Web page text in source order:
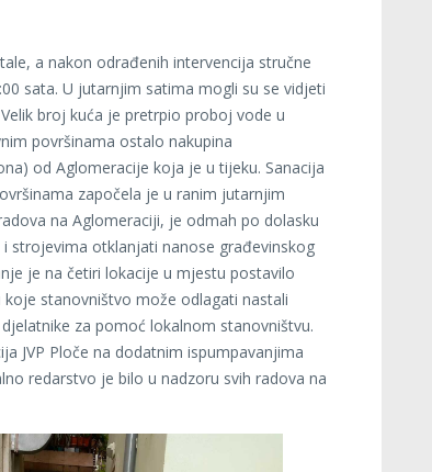
a nakon odrađenih intervencija stručne
sata. U jutarnjim satima mogli su se vidjeti
broj kuća je pretrpio proboj vode u
površinama ostalo nakupina
od Aglomeracije koja je u tijeku. Sanacija
započela je u ranim jutarnjim
na Aglomeraciji, je odmah po dolasku
strojevima otklanjati nanose građevinskog
je na četiri lokacije u mjestu postavilo
stanovništvo može odlagati nastali
za pomoć lokalnom stanovništvu.
JVP Ploče na dodatnim ispumpavanjima
redarstvo je bilo u nadzoru svih radova na